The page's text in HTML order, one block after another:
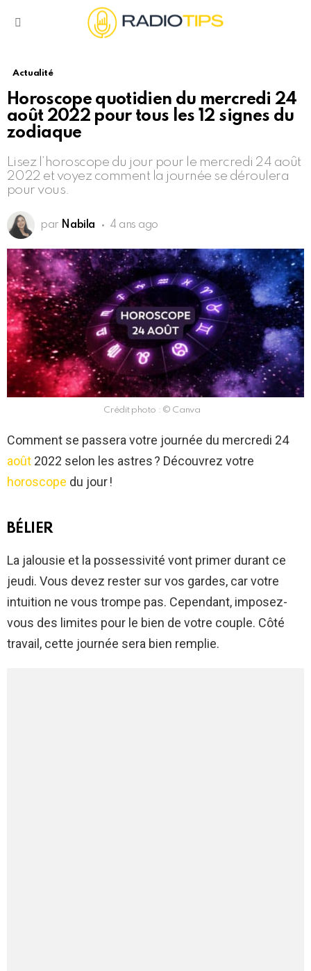
Actualité
Horoscope quotidien du mercredi 24
août 2022 pour tous les 12 signes du
zodiaque
Lisez l’horoscope du jour pour le mercredi 24 août
2022 et voyez comment la journée se déroulera
pour vous.
par Nabila 4 ans ago
Crédit photo : © Canva
Comment se passera votre journée du mercredi 24
août 2022 selon les astres ? Découvrez votre
horoscope du jour !
BÉLIER
La jalousie et la possessivité vont primer durant ce
jeudi. Vous devez rester sur vos gardes, car votre
intuition ne vous trompe pas. Cependant, imposez-
vous des limites pour le bien de votre couple. Côté
travail, cette journée sera bien remplie.